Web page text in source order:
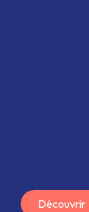
Découvrir